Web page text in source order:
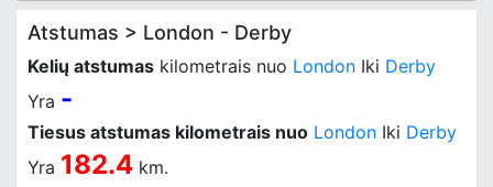
Atstumas > London - Derby
Kelių atstumas kilometrais nuo London Iki Derby
Yra -
Tiesus atstumas kilometrais nuo London Iki Derby
Yra 182.4 km.